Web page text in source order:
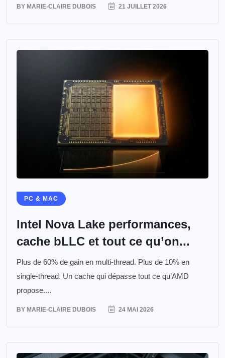
BY MARIE-CLAIRE DUBOIS 21 JUILLET 2026
PC & MAC
Intel Nova Lake performances,
cache bLLC et tout ce qu’on...
Plus de 60% de gain en multi-thread. Plus de 10% en
single-thread. Un cache qui dépasse tout ce qu’AMD
propose....
BY MARIE-CLAIRE DUBOIS 24 MAI 2026